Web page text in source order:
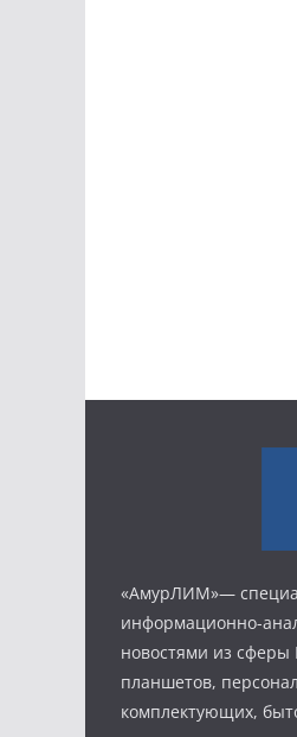
«АмурЛИМ»—
информационно-
новостями из
планшетов,
комплектующих,